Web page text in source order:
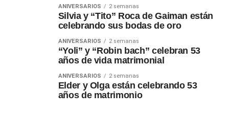
ANIVERSARIOS 2 semanas
Silvia y “Tito” Roca de Gaiman están
celebrando sus bodas de oro
ANIVERSARIOS 2 semanas
“Yoli” y “Robin bach” celebran 53
años de vida matrimonial
ANIVERSARIOS 2 semanas
Elder y Olga están celebrando 53
años de matrimonio